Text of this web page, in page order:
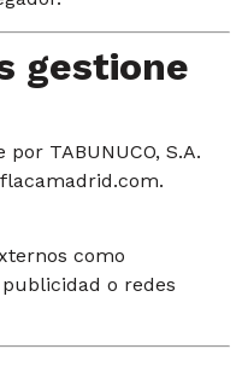
gestione
TABUNUCO, S.A.
como
o redes